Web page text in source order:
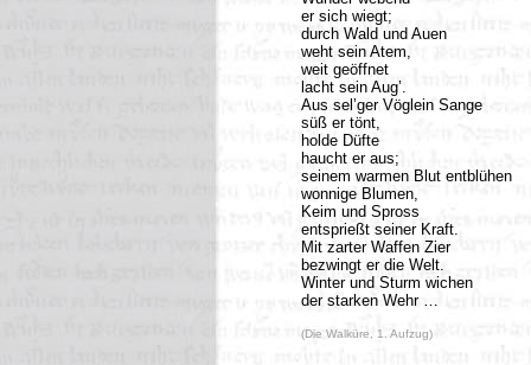
er sich wiegt;
durch Wald und Auen
weht sein Atem,
weit geöffnet
lacht sein Aug’.
Aus sel’ger Vöglein Sange
süß er tönt,
holde Düfte
haucht er aus;
seinem warmen Blut entblühen
wonnige Blumen,
Keim und Spross
entsprießt seiner Kraft.
Mit zarter Waffen Zier
bezwingt er die Welt.
Winter und Sturm wichen
der starken Wehr …
(Die Walküre, 1. Aufzug)